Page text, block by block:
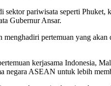
pariwisata seperti Phuket,
Gubernur Ansar.
menghadiri pertemuan yang
kerjasama Indonesia,
negara ASEAN untuk lebih